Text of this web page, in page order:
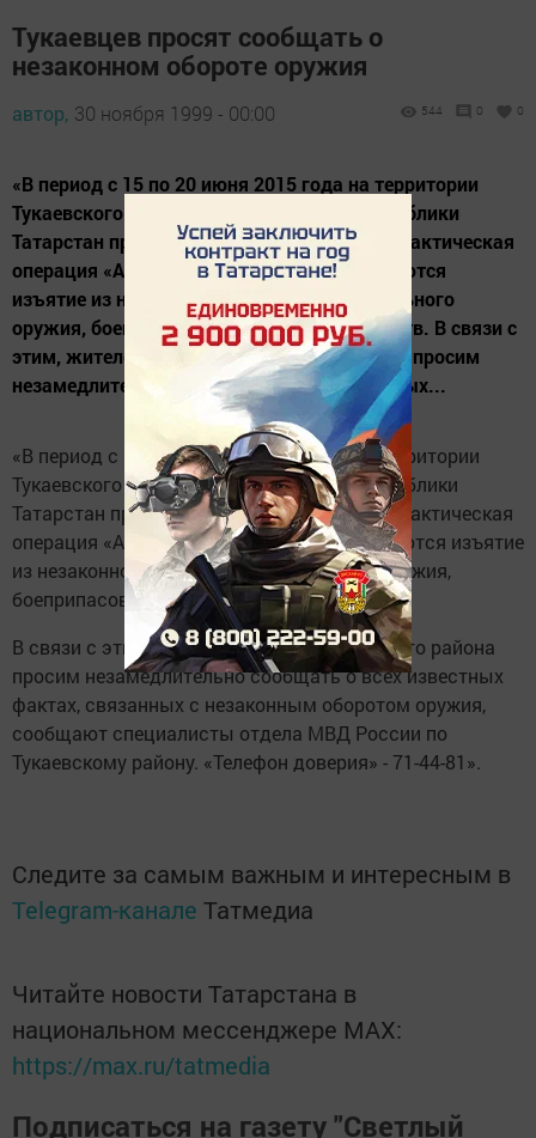
Тукаевцев просят сообщать о
незаконном обороте оружия
автор, 30 ноября 1999 - 00:00 544 0 0
«В период с 15 по 20 июня 2015 года на территории
Тукаевского муниципального района Республики
Татарстан проводится оперативно - профилактическая
операция «Арсенал», целями которой являются
изъятие из незаконного оборота огнестрельного
оружия, боеприпасов и взрывчатых веществ. В связи с
этим, жителей и гостей Тукаевского района просим
незамедлительно сообщать о всех известных...
«В период с 15 по 20 июня 2015 года на территории
Тукаевского муниципального района Республики
Татарстан проводится оперативно - профилактическая
операция «Арсенал», целями которой являются изъятие
из незаконного оборота огнестрельного оружия,
боеприпасов и взрывчатых веществ.
В связи с этим, жителей и гостей Тукаевского района
просим незамедлительно сообщать о всех известных
фактах, связанных с незаконным оборотом оружия,
сообщают специалисты отдела МВД России по
Тукаевскому району. «Телефон доверия» - 71-44-81».
Следите за самым важным и интересным в
Telegram-канале Татмедиа
Читайте новости Татарстана в
национальном мессенджере MАХ:
https://max.ru/tatmedia
Подписаться на газету "Светлый